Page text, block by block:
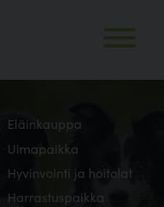
Eläinkauppa
Uimapaikka
Hyvinvointi ja hoitolat
Harrastuspaikka